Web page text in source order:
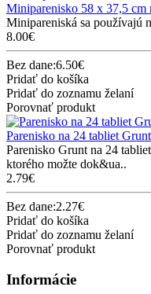
Miniparenisko 58 x 37,5 cm
Minipareniská sa používajú
8.00€
Bez dane:6.50€
Pridať do košíka
Pridať do zoznamu želaní
Porovnať produkt
Parenisko na 24 tabliet Grunt
Parenisko Grunt na 24
ktorého možte dok&ua..
2.79€
Bez dane:2.27€
Pridať do košíka
Pridať do zoznamu želaní
Porovnať produkt
Informácie